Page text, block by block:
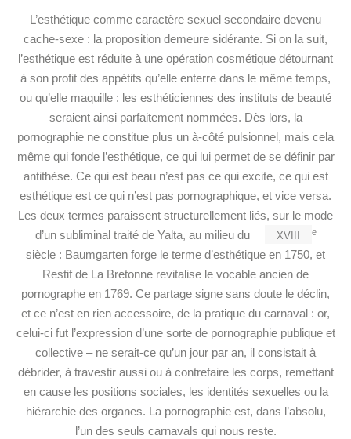
L’esthétique comme caractère sexuel secondaire devenu
cache-sexe : la proposition demeure sidérante. Si on la suit,
l’esthétique est réduite à une opération cosmétique détournant
à son profit des appétits qu’elle enterre dans le même temps,
ou qu’elle maquille : les esthéticiennes des instituts de beauté
seraient ainsi parfaitement nommées. Dès lors, la
pornographie ne constitue plus un à-côté pulsionnel, mais cela
même qui fonde l’esthétique, ce qui lui permet de se définir par
antithèse. Ce qui est beau n’est pas ce qui excite, ce qui est
esthétique est ce qui n’est pas pornographique, et vice versa.
Les deux termes paraissent structurellement liés, sur le mode
d’un subliminal traité de Yalta, au milieu du
xviii e
siècle : Baumgarten forge le terme d’esthétique en 1750, et
Restif de La Bretonne revitalise le vocable ancien de
pornographe en 1769. Ce partage signe sans doute le déclin,
et ce n’est en rien accessoire, de la pratique du carnaval : or,
celui-ci fut l’expression d’une sorte de pornographie publique et
collective – ne serait-ce qu’un jour par an, il consistait à
débrider, à travestir aussi ou à contrefaire les corps, remettant
en cause les positions sociales, les identités sexuelles ou la
hiérarchie des organes. La pornographie est, dans l’absolu,
l’un des seuls carnavals qui nous reste.